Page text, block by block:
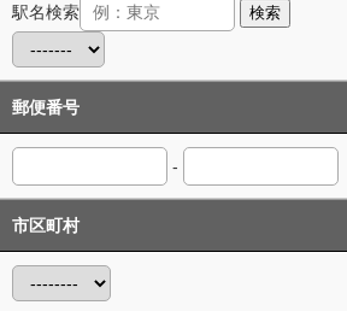
駅名検索 検索
郵便番号
-
市区町村